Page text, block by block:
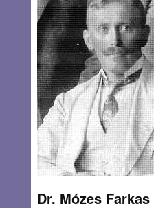
Dr. Mózes